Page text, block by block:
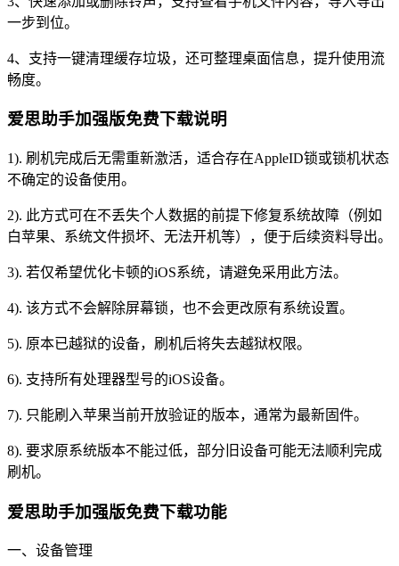
一步到位。
4、支持一键清理缓存垃圾，还可整理桌面信息，提升使用流
畅度。
爱思助手加强版免费下载说明
1). 刷机完成后无需重新激活，适合存在AppleID锁或锁机状态
不确定的设备使用。
2). 此方式可在不丢失个人数据的前提下修复系统故障（例如
白苹果、系统文件损坏、无法开机等），便于后续资料导出。
3). 若仅希望优化卡顿的iOS系统，请避免采用此方法。
4). 该方式不会解除屏幕锁，也不会更改原有系统设置。
5). 原本已越狱的设备，刷机后将失去越狱权限。
6). 支持所有处理器型号的iOS设备。
7). 只能刷入苹果当前开放验证的版本，通常为最新固件。
8). 要求原系统版本不能过低，部分旧设备可能无法顺利完成
刷机。
爱思助手加强版免费下载功能
一、设备管理